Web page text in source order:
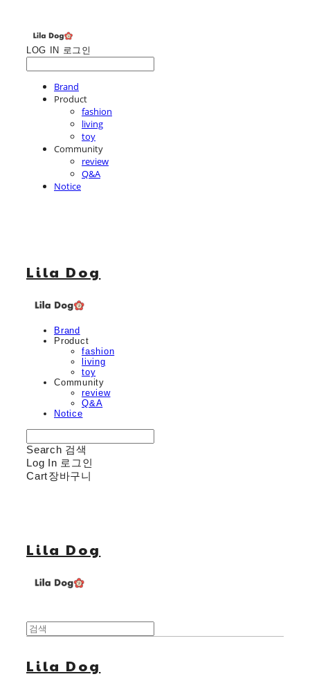
LOG IN 로그인
Brand
Product
fashion
living
toy
Community
review
Q&A
Notice
Lila Dog
Brand
Product
fashion
living
toy
Community
review
Q&A
Notice
Search 검색
Log In 로그인
Cart장바구니
Lila Dog
Lila Dog